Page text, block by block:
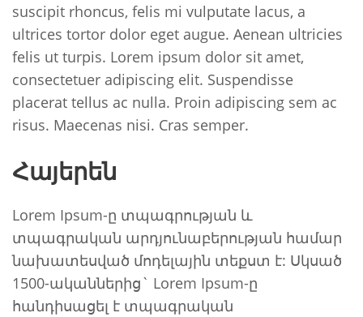
suscipit rhoncus, felis mi vulputate lacus, a
ultrices tortor dolor eget augue. Aenean ultricies
felis ut turpis. Lorem ipsum dolor sit amet,
consectetuer adipiscing elit. Suspendisse
placerat tellus ac nulla. Proin adipiscing sem ac
risus. Maecenas nisi. Cras semper.
Հայերեն
Lorem Ipsum-ը տպագրության և
տպագրական արդյունաբերության համար
նախատեսված մոդելային տեքստ է: Սկսած
1500-ականներից` Lorem Ipsum-ը
հանդիսացել է տպագրական